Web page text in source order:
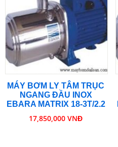
MÁY BƠM LY TÂM TRỤC
NGANG ĐẦU INOX
EBARA MATRIX 18-3T/2.2
17,850,000 VNĐ